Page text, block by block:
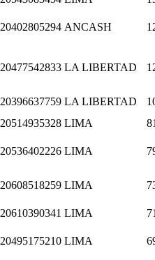
20402805294 ANCASH
20477542833 LA LIBERTAD
20396637759 LA LIBERTAD
20514935328 LIMA
20536402226 LIMA
20608518259 LIMA
20610390341 LIMA
20495175210 LIMA